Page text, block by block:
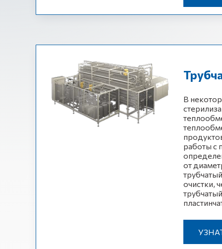
В
работы с
от
очистки,